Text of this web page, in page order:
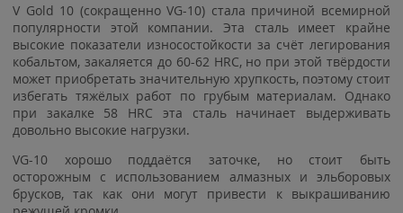
V Gold 10 (сокращенно VG-10) стала причиной всемирной
популярности этой компании. Эта сталь имеет крайне
высокие показатели износостойкости за счёт легирования
кобальтом, закаляется до 60-62 HRC, но при этой твёрдости
может приобретать значительную хрупкость, поэтому стоит
избегать тяжёлых работ по грубым материалам. Однако
при закалке 58 HRC эта сталь начинает выдерживать
довольно высокие нагрузки.
VG-10 хорошо поддаётся заточке, но стоит быть
осторожным с использованием алмазных и эльборовых
брусков, так как они могут привести к выкрашиванию